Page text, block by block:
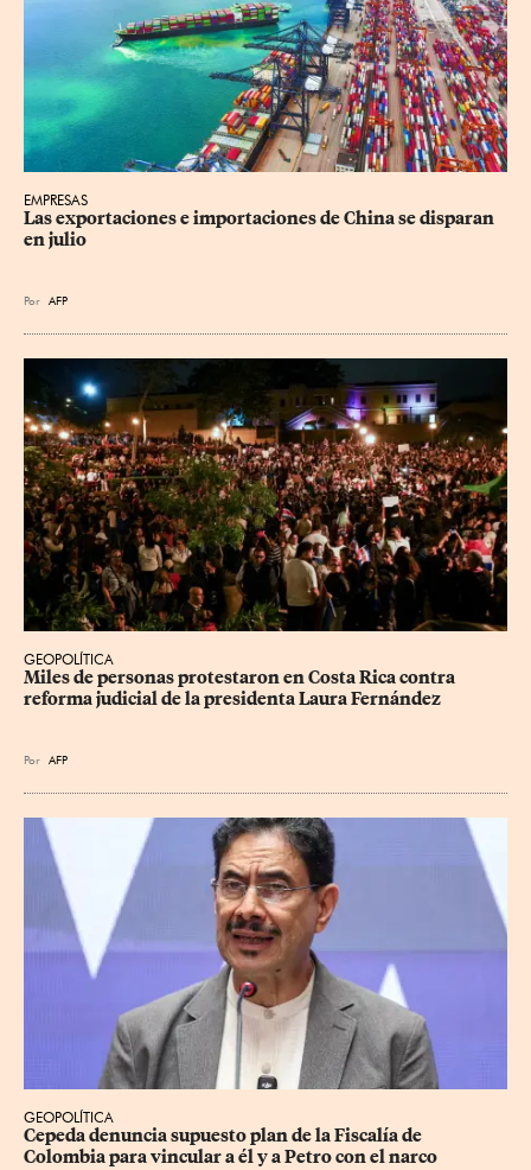
EMPRESAS
Las exportaciones e importaciones de China se disparan
en julio
Por AFP
GEOPOLÍTICA
Miles de personas protestaron en Costa Rica contra
reforma judicial de la presidenta Laura Fernández
Por AFP
GEOPOLÍTICA
Cepeda denuncia supuesto plan de la Fiscalía de
Colombia para vincular a él y a Petro con el narco